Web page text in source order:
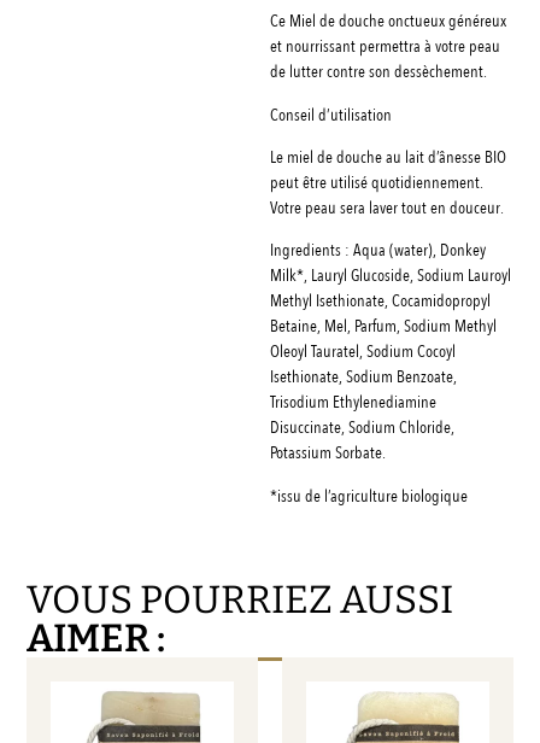
Ce Miel de douche onctueux généreux
et nourrissant permettra à votre peau
de lutter contre son dessèchement.
Conseil d’utilisation
Le miel de douche au lait d’ânesse BIO
peut être utilisé quotidiennement.
Votre peau sera laver tout en douceur.
Ingredients : Aqua (water), Donkey
Milk*, Lauryl Glucoside, Sodium Lauroyl
Methyl Isethionate, Cocamidopropyl
Betaine, Mel, Parfum, Sodium Methyl
Oleoyl Tauratel, Sodium Cocoyl
Isethionate, Sodium Benzoate,
Trisodium Ethylenediamine
Disuccinate, Sodium Chloride,
Potassium Sorbate.
*issu de l’agriculture biologique
VOUS POURRIEZ AUSSI
AIMER :